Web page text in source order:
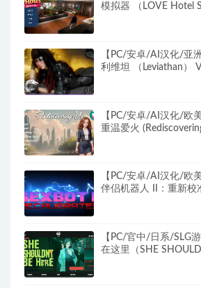
模拟器 （LOVE Hotel
【PC/安卓/AI汉化/亚
利维坦 （Leviathan）
【PC/安卓/AI汉化/欧
重温爱火
【PC/安卓/AI汉化/欧
伴侣机器人 II：重新校
【PC/官中/日系/SLG
在这里（SHE